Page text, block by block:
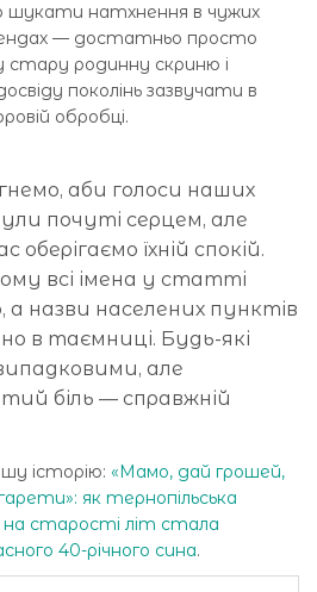
шукати натхнення в чужих
— достатньо просто
стару родинну скриню і
поколінь зазвучати в
обробці.
аби голоси наших
почуті серцем, але
оберігаємо їхній спокій.
всі імена у статті
а назви населених пунктів
в таємниці. Будь-які
але
біль — справжній
історію: «Мамо, дай грошей,
як тернопільська
на старості літ стала
40-річного сина.